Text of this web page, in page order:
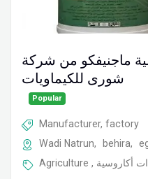
ماجنيفكو من شركة
شورى للكيماويات
Popular
Manufacturer, factory
Wadi Natrun, behira,
Agriculture , أكاروسية